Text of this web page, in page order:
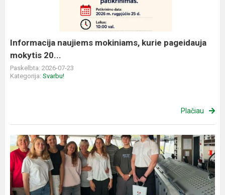
Informacija naujiems mokiniams, kurie pageidauja
mokytis 20...
Paskelbta: 2026-07-23
Kategorija: Svarbu!
Plačiau
Išvyka
į
Švediją
moderniu
DFDS